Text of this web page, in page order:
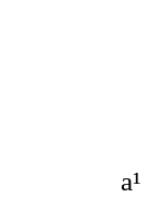
a¹